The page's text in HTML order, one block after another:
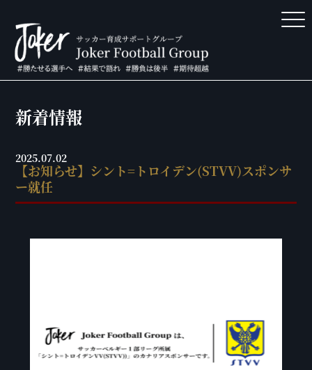
新着情報
【お知らせ】シント=トロイデン(STVV)スポンサ
ー就任
2025.07.02